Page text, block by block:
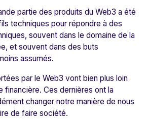
partie des produits du Web3 a été
techniques pour répondre à des
souvent dans le domaine de la
et souvent dans des buts
assumés.
par le Web3 vont bien plus loin
financière. Ces dernières ont la
changer notre manière de nous
de faire société.